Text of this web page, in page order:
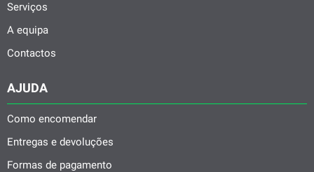
Serviços
A equipa
Contactos
AJUDA
Como encomendar
Entregas e devoluções
Formas de pagamento